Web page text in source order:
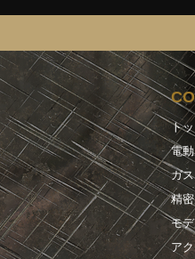
ト
電
ガ
精
モ
ア